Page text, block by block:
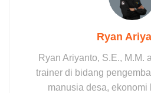
Ryan
Ryan Ariyanto, S.E., M.M.
trainer di bidang
manusia desa, ekonomi